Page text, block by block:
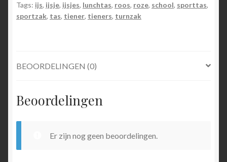
Tags: ijs, ijsje, ijsjes, lunchtas, roos, roze, school, sporttas,
sportzak, tas, tiener, tieners, turnzak
BEOORDELINGEN (0)
Beoordelingen
Er zijn nog geen beoordelingen.